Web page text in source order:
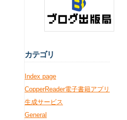
カテゴリ
Index page
CopperReader電子書籍アプリ
生成サービス
General